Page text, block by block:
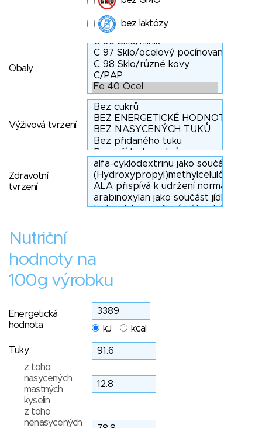
bez laktózy
Obaly
Výživová tvrzení
Zdravotní
tvrzení
Nutriční
hodnoty na
100g výrobku
Energetická
hodnota
kJ kcal
Tuky
z toho
nasycených
mastných
kyselin
z toho
nenasycených